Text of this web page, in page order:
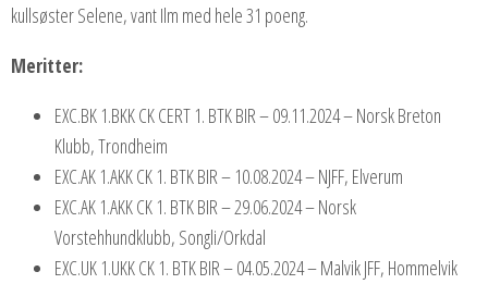
kullsøster Selene, vant Ilm med hele 31 poeng.
Meritter:
EXC.BK 1.BKK CK CERT 1. BTK BIR – 09.11.2024 – Norsk Breton
Klubb, Trondheim
EXC.AK 1.AKK CK 1. BTK BIR – 10.08.2024 – NJFF, Elverum
EXC.AK 1.AKK CK 1. BTK BIR – 29.06.2024 – Norsk
Vorstehhundklubb, Songli/Orkdal
EXC.UK 1.UKK CK 1. BTK BIR – 04.05.2024 – Malvik JFF, Hommelvik